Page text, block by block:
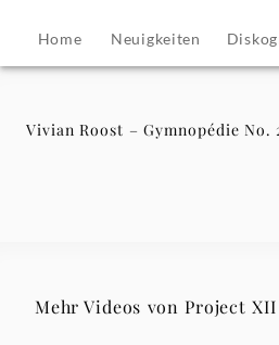
Gymnopédie
No.
2:
Home Neuigkeiten
Vivian Roost – Gymnopédie
Mehr Videos von Project XII